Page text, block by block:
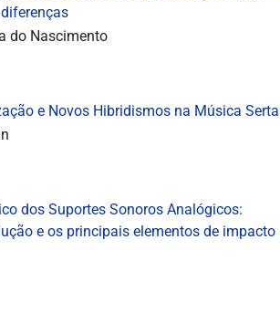
do Nascimento
e Novos Hibridismos na Música
dos Suportes Sonoros Analógicos:
e os principais elementos de impacto